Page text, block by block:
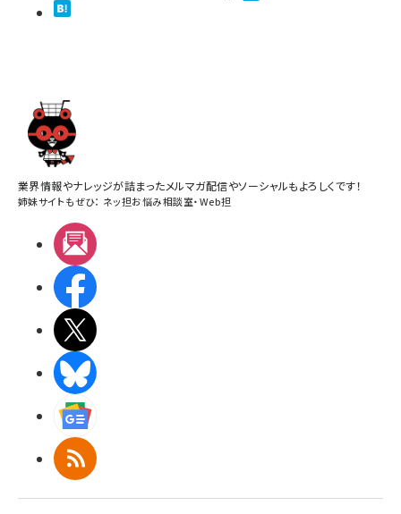
業界情報やナレッジが詰まったメルマガ配信やソーシャルもよろしくです！
姉妹サイトもぜひ： ネッ担お悩み相談室・Web担
RSS